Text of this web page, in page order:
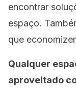
encontrar
espaço.
que
Qualquer
aproveitado